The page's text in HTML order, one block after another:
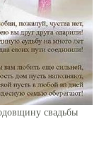
свадьбы